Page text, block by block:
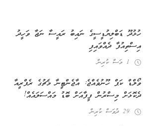
ހުޅުދޫ ޑަބްލިޔުޑީސީގެ ނައިބު ރައީސާ ނަޖާ ވަހީދު
އިސްތިއުފާ ދެއްވައިފި
1 މަސް ކުރިން
ވޯލްޑް ކަޕް ހޫނުވެއްޖެ: އާޖެންޓީނާ މެޗުގެ ރެފްރީއާ
ދެކޮޅަށް މިސްރުން ފީފާއަށް ބޮޑު މައްސަލައެއް!
29 ދުވަސް ކުރިން